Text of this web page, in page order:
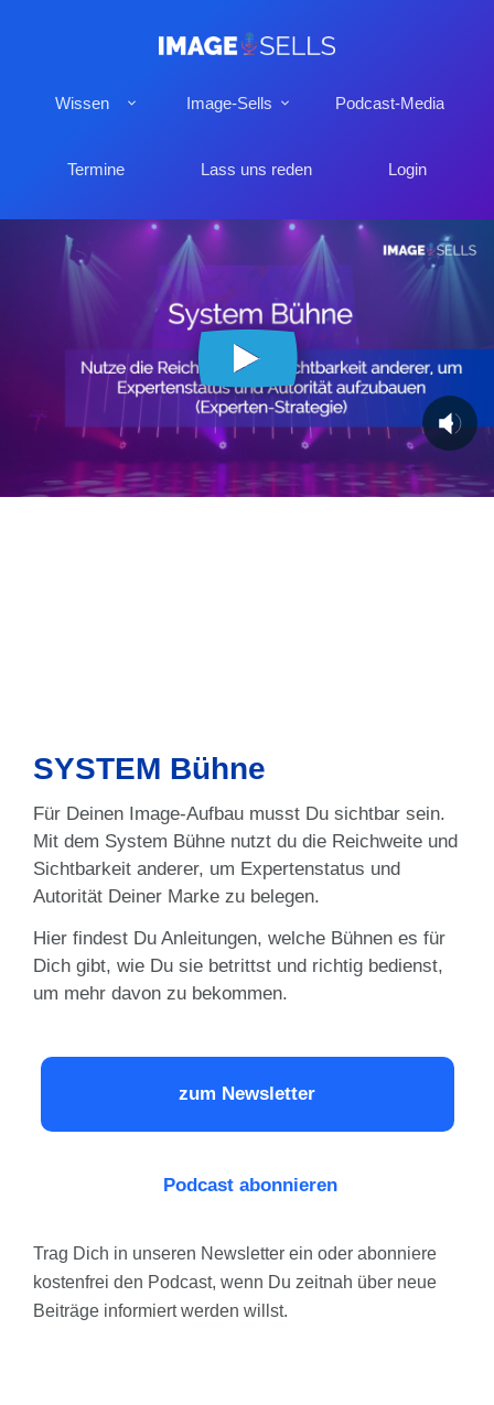
Wissen Image-Sells Podcast-Media
Termine Lass uns reden Login
SYSTEM Bühne
Für Deinen Image-Aufbau musst Du sichtbar sein.
Mit dem System Bühne nutzt du die Reichweite und
Sichtbarkeit anderer, um Expertenstatus und
Autorität Deiner Marke zu belegen.
Hier findest Du Anleitungen, welche Bühnen es für
Dich gibt, wie Du sie betrittst und richtig bedienst,
um mehr davon zu bekommen.
zum Newsletter
Podcast abonnieren
Trag Dich in unseren Newsletter ein oder abonniere
kostenfrei den Podcast, wenn Du zeitnah über neue
Beiträge informiert werden willst.